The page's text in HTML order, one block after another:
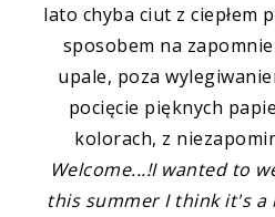
lato chyba ciut z ciepłem
sposobem na
upale, poza
pocięcie pięknych
kolorach, z
Welcome...!I wanted to
this summer I think it's a